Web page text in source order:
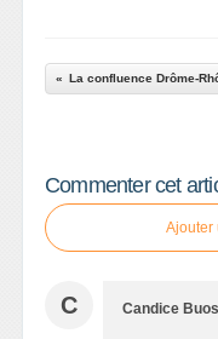
La confluence Drôme-
Commenter cet
Ajouter
C Candice